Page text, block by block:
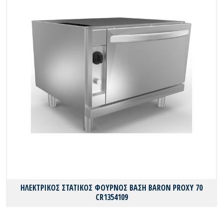
ΗΛΕΚΤΡΙΚΟΣ ΣΤΑΤΙΚΟΣ ΦΟΥΡΝΟΣ ΒΑΣΗ BARON PROXY 70
CR1354109